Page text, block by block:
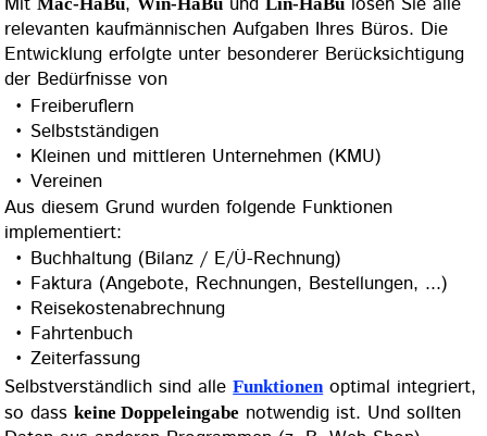
Freiberuflern
Selbstständigen
Kleinen und mittleren Unternehmen (KMU)
Vereinen
Aus diesem Grund wurden folgende Funktionen
implementiert:
Buchhaltung (Bilanz / E/Ü-Rechnung)
Faktura (Angebote, Rechnungen, Bestellungen, ...)
Reisekostenabrechnung
Fahrtenbuch
Zeiterfassung
Selbstverständlich sind alleFunktionenoptimal integriert,
so dasskeine Doppeleingabe
Daten aus anderen Programmen (z. B. Web-Shop)
vorliegen, werden diese über eine der vielfältigen
Schnittstellen importiert.
Insbesondere die Buchhaltung stellt einen sensiblen
Bereich dar. Einerseits ist die Einhaltung gesetzlicher
Vorgaben, wie beispielsweise der Grundsätze
ordnungsmäßiger Buchführung (GoB), essenziell.
Andererseits sollte die Handhabung
gestaltet sein. Ein wesentlicher Vorteil besteht darin,
dass meine Frau als selbstständige Buchhalterin gemäß §
6 Nr. 3 und 4 StBerG mehrere Mandanten persönlich